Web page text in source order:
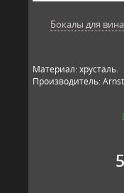
Бокалы для
Материал: хрусталь.
Производитель: